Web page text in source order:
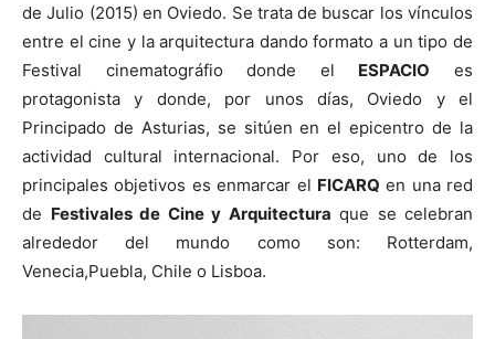
de Julio (2015) en Oviedo. Se trata de buscar los vínculos
entre el cine y la arquitectura dando formato a un tipo de
Festival cinematográfio donde el ESPACIO es
protagonista y donde, por unos días, Oviedo y el
Principado de Asturias, se sitúen en el epicentro de la
actividad cultural internacional. Por eso, uno de los
principales objetivos es enmarcar el FICARQ en una red
de Festivales de Cine y Arquitectura que se celebran
alrededor del mundo como son: Rotterdam,
Venecia,Puebla, Chile o Lisboa.